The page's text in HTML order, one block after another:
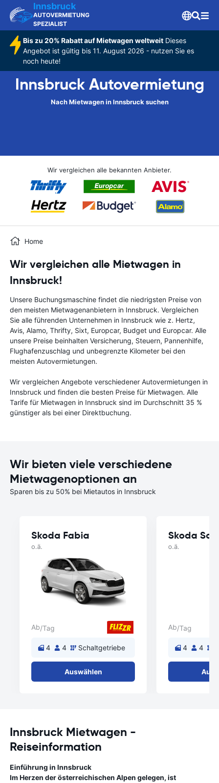
Innsbruck
AUTOVERMIETUNG
SPEZIALIST
Bis zu 20% Rabatt auf Mietwagen weltweitDieses
Angebot ist gültig bis 11. August 2026 - nutzen Sie es
noch heute!
Innsbruck Autovermietung
Nach Mietwagen in Innsbruck suchen
Wir vergleichen alle bekannten Anbieter.
Home
Wir vergleichen alle Mietwagen in
Innsbruck!
Unsere Buchungsmaschine findet die niedrigsten Preise von
den meisten Mietwagenanbietern in Innsbruck. Vergleichen
Sie alle führenden Unternehmen in Innsbruck wie z. Hertz,
Avis, Alamo, Thrifty, Sixt, Europcar, Budget und Europcar. Alle
unsere Preise beinhalten Versicherung, Steuern, Pannenhilfe,
Flughafenzuschlag und unbegrenzte Kilometer bei den
meisten Autovermietungen.
Wir vergleichen Angebote verschiedener Autovermietungen in
Innsbruck und finden die besten Preise für Mietwagen. Alle
Tarife für Mietwagen in Innsbruck sind im Durchschnitt 35 %
günstiger als bei einer Direktbuchung.
Wir bieten viele verschiedene
Mietwagenoptionen an
Sparen bis zu 50% bei Mietautos in Innsbruck
Skoda Fabia
o.ä.
Ab/Tag
4 4 Schaltgetriebe
Auswählen
Skoda
o.ä.
Ab/Tag
4 4
Innsbruck Mietwagen -
Reiseinformation
Einführung in Innsbruck
Im Herzen der österreichischen Alpen gelegen, ist